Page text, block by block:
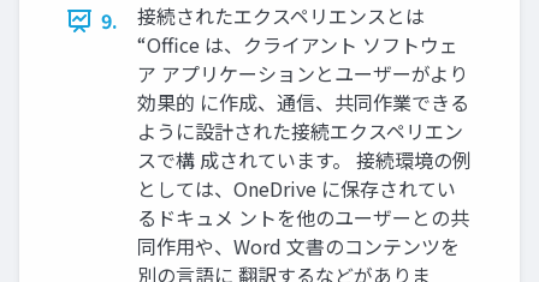
9.
接続されたエクスペリエンスとは
“Office は、クライアント ソフトウェ
ア アプリケーションとユーザーがより
効果的 に作成、通信、共同作業できる
ように設計された接続エクスペリエン
スで構 成されています。 接続環境の例
としては、OneDrive に保存されてい
るドキュメ ントを他のユーザーとの共
同作用や、Word 文書のコンテンツを
別の言語に 翻訳するなどがありま